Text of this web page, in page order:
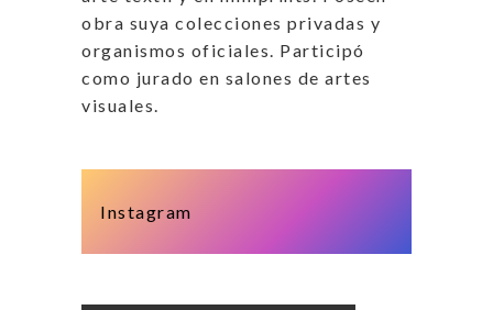
obra suya colecciones privadas y
organismos oficiales. Participó
como jurado en salones de artes
visuales.
Instagram